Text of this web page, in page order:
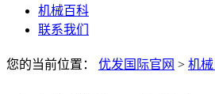
机械百科
联系我们
您的当前位置： 优发国际官网 > 机